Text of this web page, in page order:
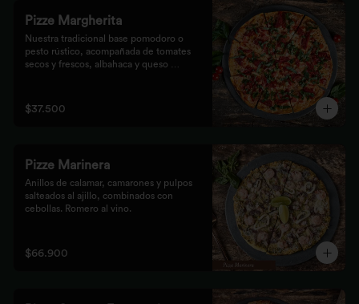
Pizze Margherita
Nuestra tradicional base pomodoro o
pesto rústico, acompañada de tomates
secos y frescos, albahaca y queso
$37.500
Pizze Marinera
Anillos de calamar, camarones y pulpos
salteados al ajillo, combinados con
cebollas. Romero al vino.
$66.900